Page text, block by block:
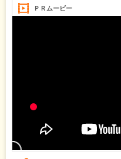
ＰＲムービー